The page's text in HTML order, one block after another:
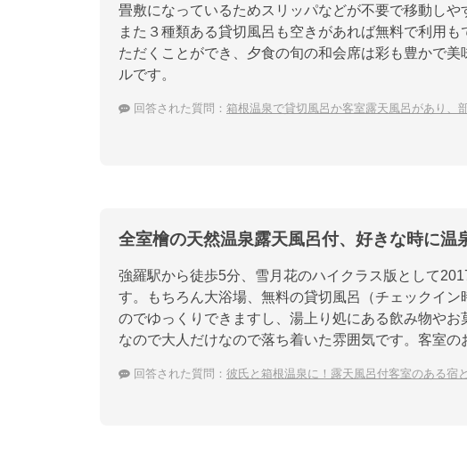
畳敷になっているためスリッパなどが不要で移動しや
また３種類ある貸切風呂も空きがあれば無料で利用
ただくことができ、夕食の旬の和会席は彩も豊かで
ルです。
回答された質問： 箱根温泉で貸切風呂か客室露天風呂があり、
全室檜の天然温泉露天風呂付、好きな時に温
強羅駅から徒歩5分、雪月花のハイクラス版として
す。もちろん大浴場、無料の貸切風呂（チェックイ
のでゆっくりできますし、湯上り処にある飲み物や
なので大人だけなので落ち着いた雰囲気です。客室の
回答された質問： 彼氏と箱根温泉に！露天風呂付客室のある宿